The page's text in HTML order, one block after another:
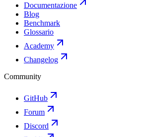
Documentazione
Blog
Benchmark
Glossario
Academy
Changelog
Community
GitHub
Forum
Discord